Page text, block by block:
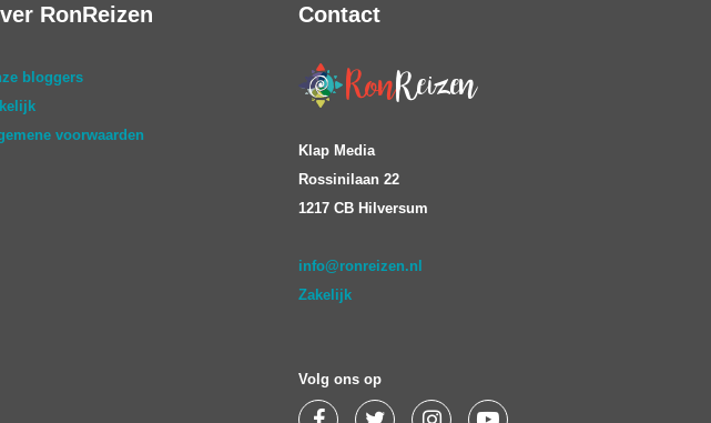
RonReizen
bloggers
voorwaarden
Contact
Klap Media
Rossinilaan 22
1217 CB Hilversum
info@ronreizen.nl
Zakelijk
Volg ons op